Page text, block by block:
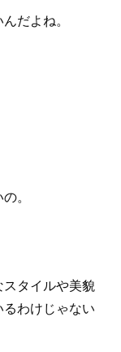
だよね。
。
タイルや美貌
わけじゃない